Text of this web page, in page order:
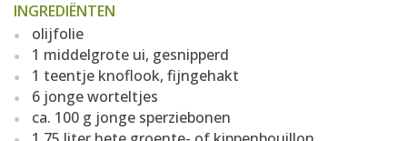
INGREDIËNTEN
olijfolie
1 middelgrote ui, gesnipperd
1 teentje knoflook, fijngehakt
6 jonge worteltjes
ca. 100 g jonge sperziebonen